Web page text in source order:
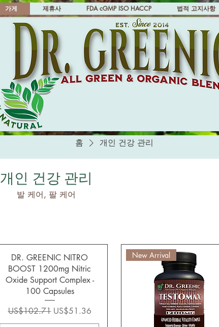
가게 제휴사 FDA cGMP ISO HACCP 법적 고지사항
홈 개인 건강 관리
개인 건강 관리
발 케어, 팔 케어
DR. GREENIC NITRO
BOOST 1200mg Nitric
Oxide Support Complex -
100 Capsules
일반가
US$102.71 할인가
US$51.36
New Arrival